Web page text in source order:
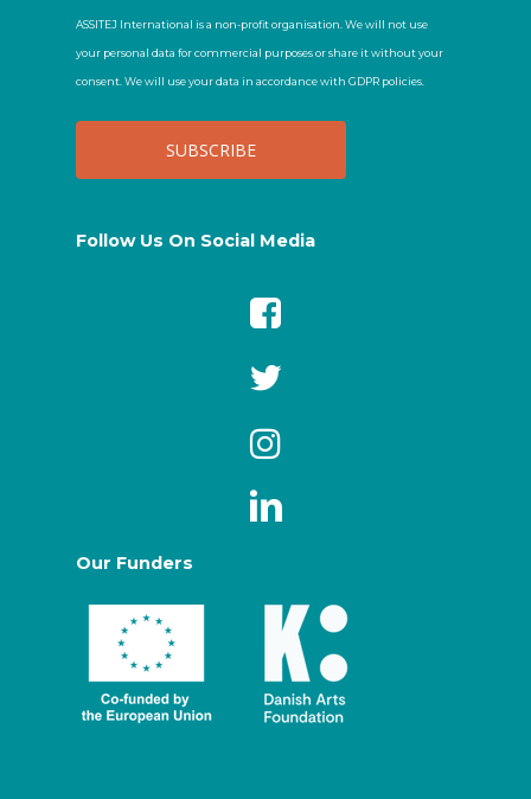
ASSITEJ International is a non-profit organisation. We will not use
your personal data for commercial purposes or share it without your
consent. We will use your data in accordance with GDPR policies.
Follow Us On Social Media
Our Funders